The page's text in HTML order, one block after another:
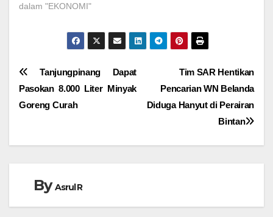
dalam "EKONOMI"
Navigasi
pos
Tim SAR Hentikan
Pencarian WN Belanda
Diduga Hanyut di Perairan
Bintan
Tanjungpinang Dapat
Pasokan 8.000 Liter Minyak
Goreng Curah
ByAsrul R